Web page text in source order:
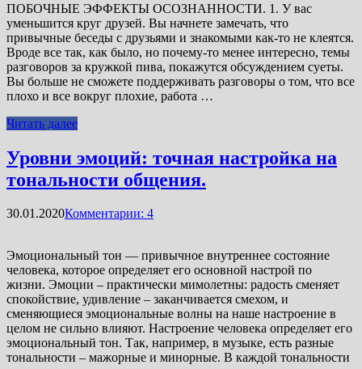
ПОБОЧНЫЕ ЭФФЕКТЫ ОСОЗНАННОСТИ. 1. У вас
уменьшится круг друзей. Вы начнете замечать, что
привычные беседы с друзьями и знакомыми как-то не клеятся.
Вроде все так, как было, но почему-то менее интересно, темы
разговоров за кружкой пива, покажутся обсуждением суеты.
Вы больше не сможете поддерживать разговоры о том, что все
плохо и все вокруг плохие, работа …
Читать далее
Уровни эмоций: точная настройка на
тональности общения.
30.01.2020Комментарии: 4
Эмоциональный тон — привычное внутреннее состояние
человека, которое определяет его основной настрой по
жизни. Эмоции – практически мимолетны: радость сменяет
спокойствие, удивление – заканчивается смехом, и
сменяющиеся эмоциональные волны на наше настроение в
целом не сильно влияют. Настроение человека определяет его
эмоциональный тон. Так, например, в музыке, есть разные
тональности – мажорные и минорные. В каждой тональности